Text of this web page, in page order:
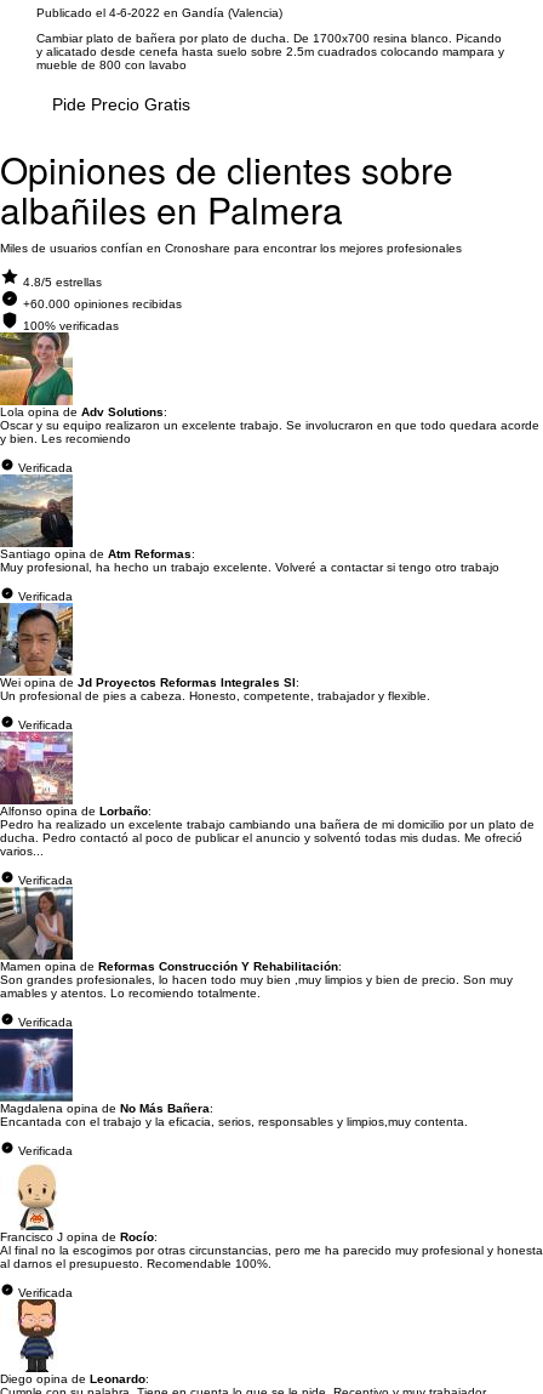
Publicado el 4-6-2022 en Gandía (Valencia)
Cambiar plato de bañera por plato de ducha. De 1700x700 resina blanco. Picando
y alicatado desde cenefa hasta suelo sobre 2.5m cuadrados colocando mampara y
mueble de 800 con lavabo
Pide Precio Gratis
Opiniones de clientes sobre
albañiles en Palmera
Miles de usuarios confían en Cronoshare para encontrar los mejores profesionales
4.8/5 estrellas
+60.000 opiniones recibidas
100% verificadas
Lola opina de Adv Solutions:
Oscar y su equipo realizaron un excelente trabajo. Se involucraron en que todo quedara acorde
y bien. Les recomiendo
Verificada
Santiago opina de Atm Reformas:
Muy profesional, ha hecho un trabajo excelente. Volveré a contactar si tengo otro trabajo
Verificada
Wei opina de Jd Proyectos Reformas Integrales Sl:
Un profesional de pies a cabeza. Honesto, competente, trabajador y flexible.
Verificada
Alfonso opina de Lorbaño:
Pedro ha realizado un excelente trabajo cambiando una bañera de mi domicilio por un plato de
ducha. Pedro contactó al poco de publicar el anuncio y solventó todas mis dudas. Me ofreció
varios...
Verificada
Mamen opina de Reformas Construcción Y Rehabilitación:
Son grandes profesionales, lo hacen todo muy bien ,muy limpios y bien de precio. Son muy
amables y atentos. Lo recomiendo totalmente.
Verificada
Magdalena opina de No Más Bañera:
Encantada con el trabajo y la eficacia, serios, responsables y limpios,muy contenta.
Verificada
Francisco J opina de Rocío:
Al final no la escogimos por otras circunstancias, pero me ha parecido muy profesional y honesta
al darnos el presupuesto. Recomendable 100%.
Verificada
Diego opina de Leonardo: